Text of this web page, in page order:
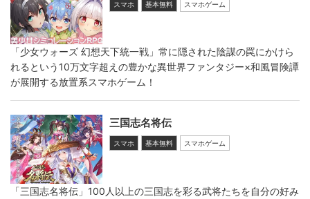
スマホ 基本無料 スマホゲーム
「少女ウォーズ 幻想天下統一戦」常に隠された陰謀の罠にかけら
れるという10万文字超えの豊かな異世界ファンタジー×和風冒険譚
が展開する放置系スマホゲーム！
三国志名将伝
スマホ 基本無料 スマホゲーム
「三国志名将伝」100人以上の三国志を彩る武将たちを自分の好み